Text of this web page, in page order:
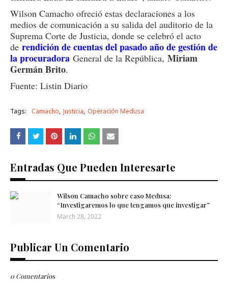
Wilson Camacho ofreció estas declaraciones a los
medios de comunicación a su salida del auditorio de la
Suprema Corte de Justicia, donde se celebró el acto
de rendición de cuentas del pasado año de gestión de
la procuradora General de la República, Miriam
Germán Brito.
Fuente: Listin Diario
Tags: Camacho Justicia Operación Medusa
Entradas Que Pueden Interesarte
Wilson Camacho sobre caso Medusa:
“Investigaremos lo que tengamos que investigar”
March 28, 2022
Publicar Un Comentario
0 Comentarios